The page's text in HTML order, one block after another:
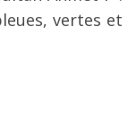
vertes et